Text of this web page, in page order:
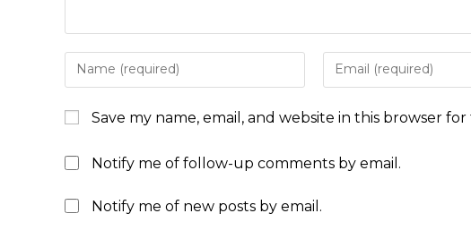
Save my name, email, and website in this browser
Notify me of follow-up comments by email.
Notify me of new posts by email.